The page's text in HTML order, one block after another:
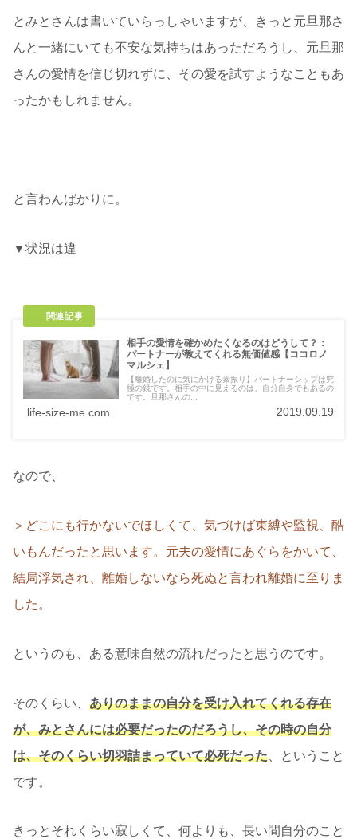
とみとさんは書いていらっしゃいますが、きっと元旦那さ
んと一緒にいても不安な気持ちはあっただろうし、元旦那
さんの愛情を信じ切れずに、その愛を試すようなこともあ
ったかもしれません。
と言わんばかりに。
▼状況は違
相手の愛情を確かめたくなるのはどうして？：
パートナーが教えてくれる無価値感【ココロノ
マルシェ】
【離婚したのに気にかける素振り】パートナーシップは究
極の鏡です。相手の中に見えるのは、自分自身でもあるの
です。旦那さんの...
life-size-me.com 2019.09.19
なので、
＞どこにも行かないでほしくて、気づけば束縛や監視、酷
いもんだったと思います。元夫の愛情にあぐらをかいて、
結局浮気され、離婚しないなら死ぬと言われ離婚に至りま
した。
というのも、ある意味自然の流れだったと思うのです。
そのくらい、 ありのままの自分を受け入れてくれる存在
が、みとさんには必要だったのだろうし、その時の自分
は、そのくらい切羽詰まっていて必死だった 、ということ
です。
きっとそれくらい寂しくて、何よりも、長い間自分のこと